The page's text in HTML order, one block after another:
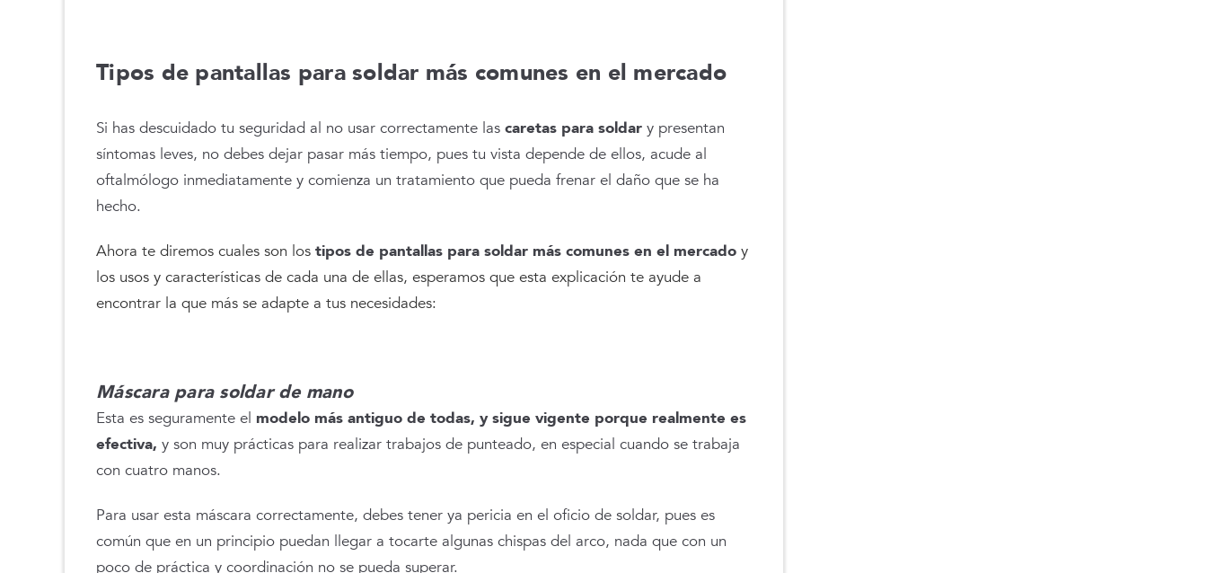
Tipos de pantallas para soldar más comunes en el mercado
Si has descuidado tu seguridad al no usar correctamente las caretas para soldar y presentan
síntomas leves, no debes dejar pasar más tiempo, pues tu vista depende de ellos, acude al
oftalmólogo inmediatamente y comienza un tratamiento que pueda frenar el daño que se ha
hecho.
Ahora te diremos cuales son los tipos de pantallas para soldar más comunes en el mercado y
los usos y características de cada una de ellas, esperamos que esta explicación te ayude a
encontrar la que más se adapte a tus necesidades:
Máscara para soldar de mano
Esta es seguramente el modelo más antiguo de todas, y sigue vigente porque realmente es
efectiva, y son muy prácticas para realizar trabajos de punteado, en especial cuando se trabaja
con cuatro manos.
Para usar esta máscara correctamente, debes tener ya pericia en el oficio de soldar, pues es
común que en un principio puedan llegar a tocarte algunas chispas del arco, nada que con un
poco de práctica y coordinación no se pueda superar.